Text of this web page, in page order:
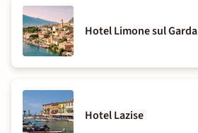
Hotel Limone sul Garda
Hotel Lazise